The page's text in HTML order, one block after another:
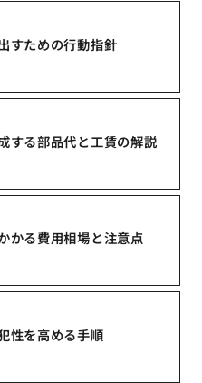
すための行動指針
する部品代と工賃の解説
かる費用相場と注意点
性を高める手順